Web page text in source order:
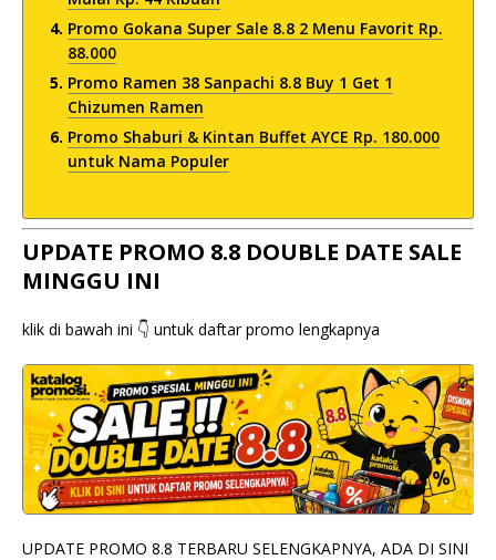
Promo Gokana Super Sale 8.8 2 Menu Favorit Rp.
88.000
Promo Ramen 38 Sanpachi 8.8 Buy 1 Get 1
Chizumen Ramen
Promo Shaburi & Kintan Buffet AYCE Rp. 180.000
untuk Nama Populer
UPDATE PROMO 8.8 DOUBLE DATE SALE
MINGGU INI
klik di bawah ini 👇 untuk daftar promo lengkapnya
UPDATE PROMO 8.8 TERBARU SELENGKAPNYA, ADA DI SINI